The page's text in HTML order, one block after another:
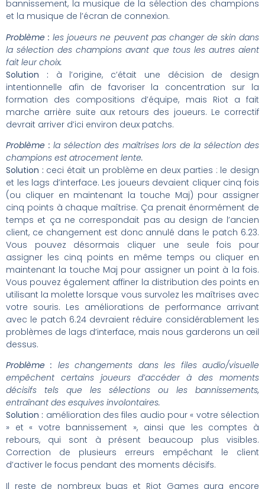
bannissement, la musique de la sélection des champions
et la musique de l’écran de connexion.
Problème : les joueurs ne peuvent pas changer de skin dans
la sélection des champions avant que tous les autres aient
fait leur choix.
Solution : à l’origine, c’était une décision de design
intentionnelle afin de favoriser la concentration sur la
formation des compositions d’équipe, mais Riot a fait
marche arrière suite aux retours des joueurs. Le correctif
devrait arriver d’ici environ deux patchs.
Problème : la sélection des maîtrises lors de la sélection des
champions est atrocement lente.
Solution : ceci était un problème en deux parties : le design
et les lags d’interface. Les joueurs devaient cliquer cinq fois
(ou cliquer en maintenant la touche Maj) pour assigner
cinq points à chaque maîtrise. Ça prenait énormément de
temps et ça ne correspondait pas au design de l’ancien
client, ce changement est donc annulé dans le patch 6.23.
Vous pouvez désormais cliquer une seule fois pour
assigner les cinq points en même temps ou cliquer en
maintenant la touche Maj pour assigner un point à la fois.
Vous pouvez également affiner la distribution des points en
utilisant la molette lorsque vous survolez les maîtrises avec
votre souris. Les améliorations de performance arrivant
avec le patch 6.24 devraient réduire considérablement les
problèmes de lags d’interface, mais nous garderons un œil
dessus.
Problème : les changements dans les files audio/visuelle
empêchent certains joueurs d’accéder à des moments
décisifs tels que les sélections ou les bannissements,
entraînant des esquives involontaires.
Solution : amélioration des files audio pour « votre sélection
» et « votre bannissement », ainsi que les comptes à
rebours, qui sont à présent beaucoup plus visibles.
Correction de plusieurs erreurs empêchant le client
d’activer le focus pendant des moments décisifs.
Il reste de nombreux bugs et Riot Games aura encore